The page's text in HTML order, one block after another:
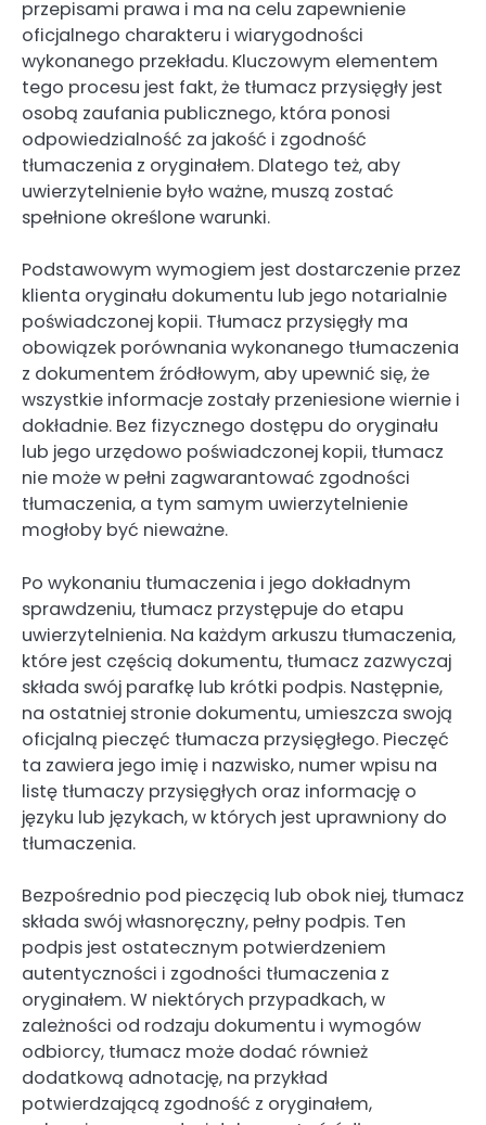
przepisami prawa i ma na celu zapewnienie
oficjalnego charakteru i wiarygodności
wykonanego przekładu. Kluczowym elementem
tego procesu jest fakt, że tłumacz przysięgły jest
osobą zaufania publicznego, która ponosi
odpowiedzialność za jakość i zgodność
tłumaczenia z oryginałem. Dlatego też, aby
uwierzytelnienie było ważne, muszą zostać
spełnione określone warunki.
Podstawowym wymogiem jest dostarczenie przez
klienta oryginału dokumentu lub jego notarialnie
poświadczonej kopii. Tłumacz przysięgły ma
obowiązek porównania wykonanego tłumaczenia
z dokumentem źródłowym, aby upewnić się, że
wszystkie informacje zostały przeniesione wiernie i
dokładnie. Bez fizycznego dostępu do oryginału
lub jego urzędowo poświadczonej kopii, tłumacz
nie może w pełni zagwarantować zgodności
tłumaczenia, a tym samym uwierzytelnienie
mogłoby być nieważne.
Po wykonaniu tłumaczenia i jego dokładnym
sprawdzeniu, tłumacz przystępuje do etapu
uwierzytelnienia. Na każdym arkuszu tłumaczenia,
które jest częścią dokumentu, tłumacz zazwyczaj
składa swój parafkę lub krótki podpis. Następnie,
na ostatniej stronie dokumentu, umieszcza swoją
oficjalną pieczęć tłumacza przysięgłego. Pieczęć
ta zawiera jego imię i nazwisko, numer wpisu na
listę tłumaczy przysięgłych oraz informację o
języku lub językach, w których jest uprawniony do
tłumaczenia.
Bezpośrednio pod pieczęcią lub obok niej, tłumacz
składa swój własnoręczny, pełny podpis. Ten
podpis jest ostatecznym potwierdzeniem
autentyczności i zgodności tłumaczenia z
oryginałem. W niektórych przypadkach, w
zależności od rodzaju dokumentu i wymogów
odbiorcy, tłumacz może dodać również
dodatkową adnotację, na przykład
potwierdzającą zgodność z oryginałem,